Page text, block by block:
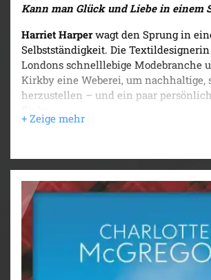
Kann man Glück und Liebe in einem
Harriet Harperwagt den Sprung in
Selbstständigkeit. Die
Londons schnelllebige Modebranche
Kirkby eine Weberei, um nachhaltige,
herzustellen – und ein paar
zauberhaften Harriet als First Lady
so glücklich sein Händchen für den
Liebesdingen ist er erschütternd hilflos.
Gut, dass die Seidenhühner Thelma
ein Wörtchen mitzugackern haben ...